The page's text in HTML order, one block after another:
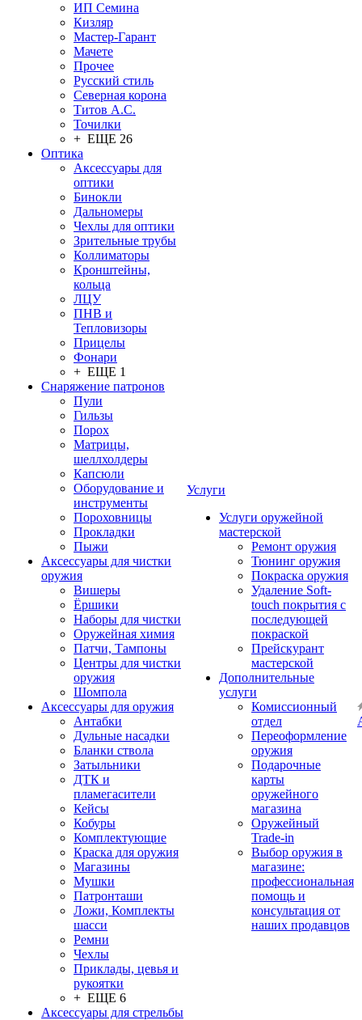
ИП Семина
Кизляр
Мастер-Гарант
Мачете
Прочее
Русский стиль
Северная корона
Титов А.С.
Точилки
+ ЕЩЕ 26
Оптика
Аксессуары для
оптики
Бинокли
Дальномеры
Чехлы для оптики
Зрительные трубы
Коллиматоры
Кронштейны,
кольца
ЛЦУ
ПНВ и
Тепловизоры
Прицелы
Фонари
+ ЕЩЕ 1
Снаряжение патронов
Пули
Гильзы
Порох
Матрицы,
шеллхолдеры
Капсюли
Оборудование и
инструменты
Пороховницы
Прокладки
Пыжи
Аксессуары для чистки
оружия
Вишеры
Ёршики
Наборы для чистки
Оружейная химия
Патчи, Тампоны
Центры для чистки
оружия
Шомпола
Аксессуары для оружия
Антабки
Дульные насадки
Бланки ствола
Затыльники
ДТК и
пламегасители
Кейсы
Кобуры
Комплектующие
Краска для оружия
Магазины
Мушки
Патронташи
Ложи, Комплекты
шасси
Ремни
Чехлы
Приклады, цевья и
рукоятки
+ ЕЩЕ 6
Аксессуары для стрельбы
Услуги
Услуги оружейной
мастерской
Ремонт оружия
Тюнинг оружия
Покраска оружия
Удаление Soft-
touch покрытия с
последующей
покраской
Прейскурант
мастерской
Дополнительные
услуги
Комиссионный
отдел
Переоформление
оружия
Подарочные
карты
оружейного
магазина
Оружейный
Trade-in
Выбор оружия в
магазине:
профессиональная
помощь и
консультация от
наших продавцов